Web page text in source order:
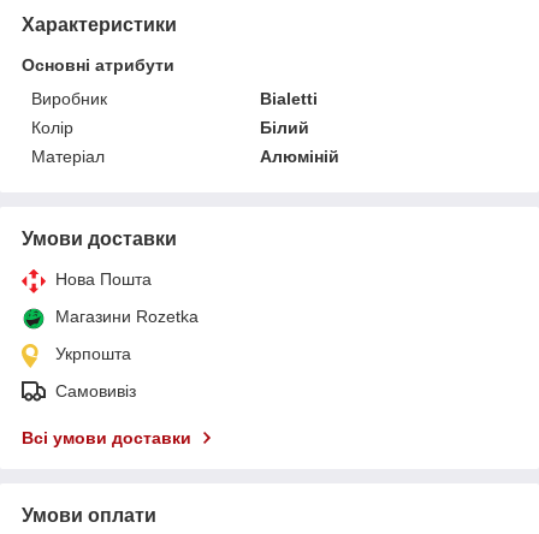
Характеристики
Основні атрибути
Виробник
Bialetti
Колір
Білий
Матеріал
Алюміній
Умови доставки
Нова Пошта
Магазини Rozetka
Укрпошта
Самовивіз
Всі умови доставки
Умови оплати